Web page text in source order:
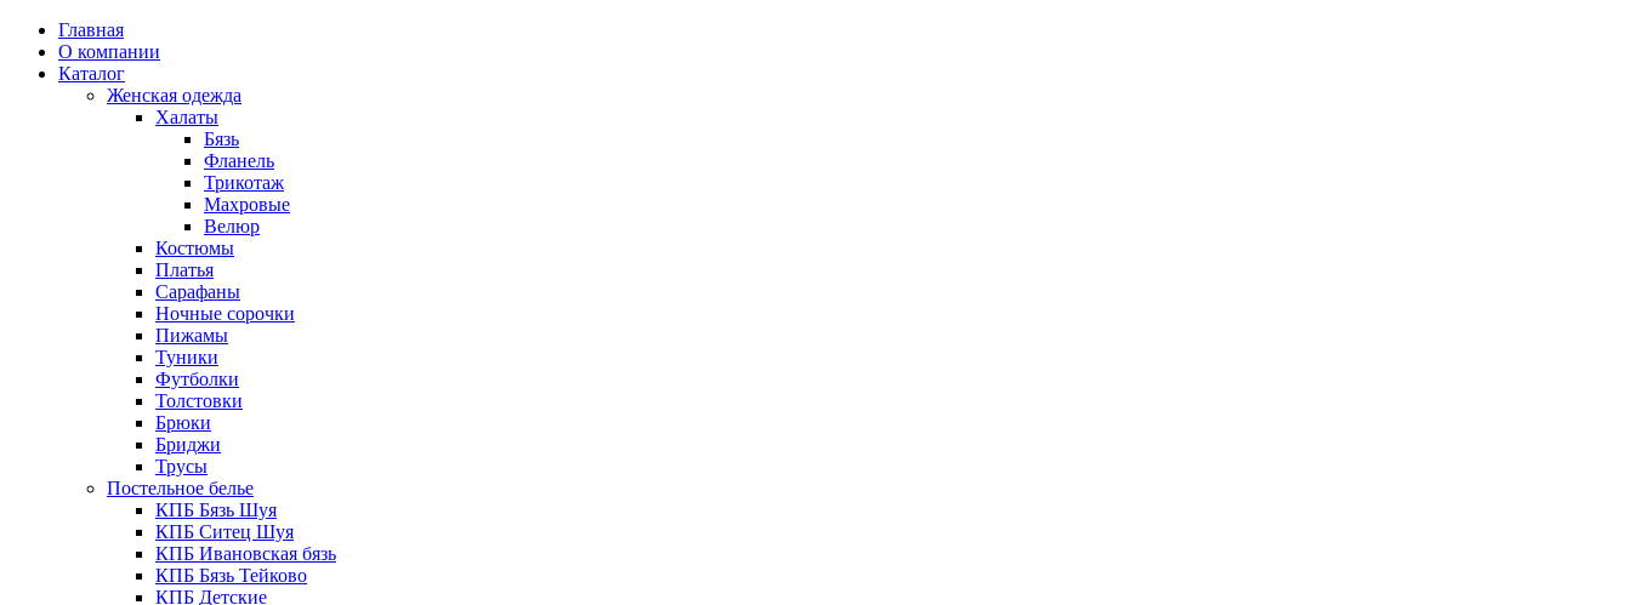
Главная
О компании
Каталог
Женская одежда
Халаты
Бязь
Фланель
Трикотаж
Махровые
Велюр
Костюмы
Платья
Сарафаны
Ночные сорочки
Пижамы
Туники
Футболки
Толстовки
Брюки
Бриджи
Трусы
Постельное белье
КПБ Бязь Шуя
КПБ Ситец Шуя
КПБ Ивановская бязь
КПБ Бязь Тейково
КПБ Детские